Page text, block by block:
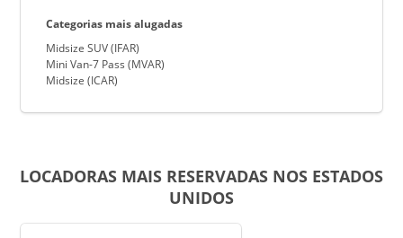
Categorias mais alugadas
Midsize SUV (IFAR)
Mini Van-7 Pass (MVAR)
Midsize (ICAR)
LOCADORAS MAIS RESERVADAS NOS ESTADOS
UNIDOS